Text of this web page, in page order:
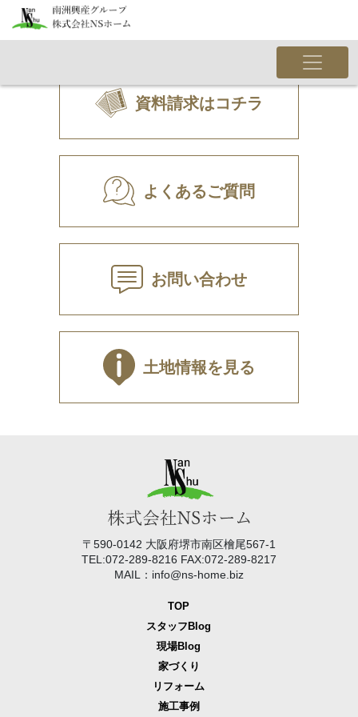
WordPress へようこそ。こちらは最初の投稿です。編集また
は削除し、コンテンツ作成を始めてください。
資料請求はコチラ
よくあるご質問
お問い合わせ
土地情報を見る
〒590-0142 大阪府堺市南区檜尾567-1
TEL:072-289-8216 FAX:072-289-8217
MAIL：info@ns-home.biz
TOP
スタッフBlog
現場Blog
家づくり
リフォーム
施工事例